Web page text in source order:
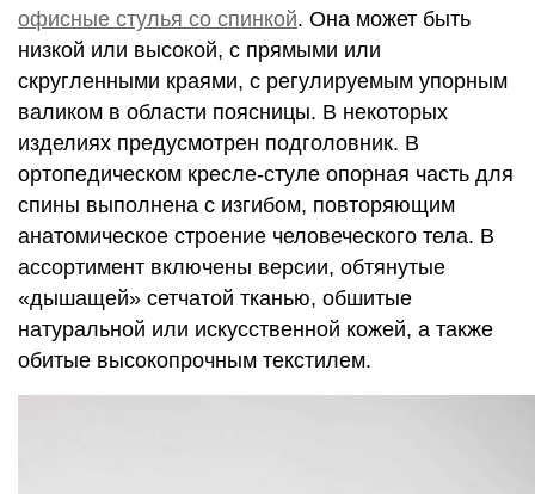
офисные стулья со спинкой. Она может быть
низкой или высокой, с прямыми или
скругленными краями, с регулируемым упорным
валиком в области поясницы. В некоторых
изделиях предусмотрен подголовник. В
ортопедическом кресле-стуле опорная часть для
спины выполнена с изгибом, повторяющим
анатомическое строение человеческого тела. В
ассортимент включены версии, обтянутые
«дышащей» сетчатой тканью, обшитые
натуральной или искусственной кожей, а также
обитые высокопрочным текстилем.